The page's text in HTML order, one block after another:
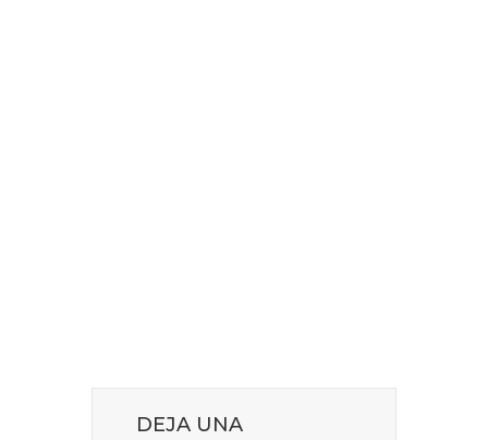
DEJA UNA